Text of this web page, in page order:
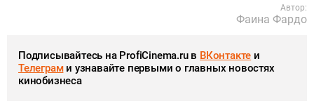
Автор:
Фаина Фардо
Подписывайтесь на ProfiCinema.ru в ВКонтакте и
Телеграми узнавайте первыми о главных новостях
кинобизнеса